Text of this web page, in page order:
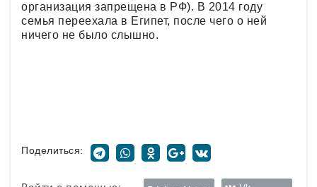
организация запрещена в РФ). В 2014 году
семья переехала в Египет, после чего о ней
ничего не было слышно.
Поделиться: